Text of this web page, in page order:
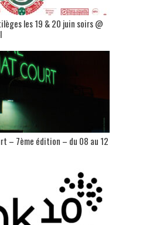
les 19 & 20 juin soirs @
– 7ème édition – du 08 au 12